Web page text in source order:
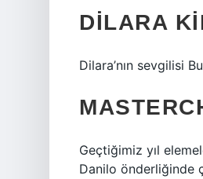
DILARA
Dilara’nın sevgilisi
Geçtiğimiz yıl
Danilo önderliğinde